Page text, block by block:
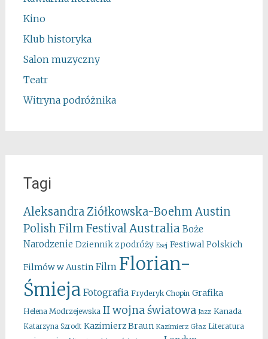
Kino
Klub historyka
Salon muzyczny
Teatr
Witryna podróżnika
Tagi
Aleksandra Ziółkowska-Boehm Austin
Polish Film FestivalAustralia Boże
Narodzenie Dziennik z podróży Esej Festiwal Polskich
Filmów w Austin Film Florian-
Śmieja Fotografia Fryderyk Chopin Grafika
Helena Modrzejewska II wojna światowa Jazz Kanada
Katarzyna Szrodt Kazimierz Braun Kazimierz Głaz Literatura